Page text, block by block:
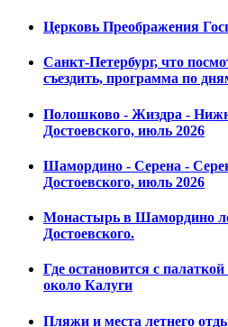
Церковь Преображения
Санкт-Петербург, что
съездить, программа по
Полошково - Жиздра -
Достоевского, июль 2026
Шамордино - Серена -
Достоевского, июль 2026
Монастырь в Шамордино
Достоевского.
Где остановится с
около Калуги
Пляжи и места летнего